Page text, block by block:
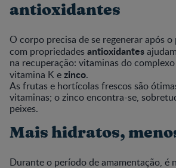
antioxidantes
O corpo precisa de se regenerar após
com propriedadesantioxidantes
na recuperação: vitaminas do
vitamina K ezinco.
As frutas e hortícolas frescos são
vitaminas; o zinco encontra-se,
peixes.
Mais hidratos,
Durante o período de amamentação, é